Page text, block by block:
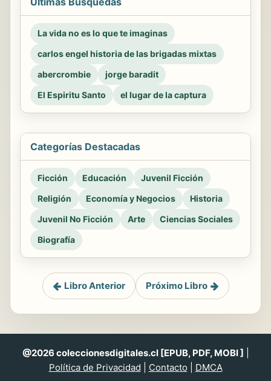
La vida no es lo que te imaginas
carlos engel historia de las brigadas mixtas
abercrombie
jorge baradit
El Espiritu Santo
el lugar de la captura
Categorías Destacadas
Ficción Educación
Juvenil Ficción
Religión
Economía y Negocios
Historia
Juvenil No Ficción
Arte
Ciencias Sociales
Biografía
Libro Anterior Próximo Libro
@2026 coleccionesdigitales.cl [EPUB, PDF, MOBI ]
Política de Privacidad
Contacto DMCA